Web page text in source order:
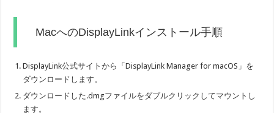
MacへのDisplayLinkインストール手順
DisplayLink公式サイトから「DisplayLink Manager for macOS」を
ダウンロードします。
ダウンロードした.dmgファイルをダブルクリックしてマウントし
ます。